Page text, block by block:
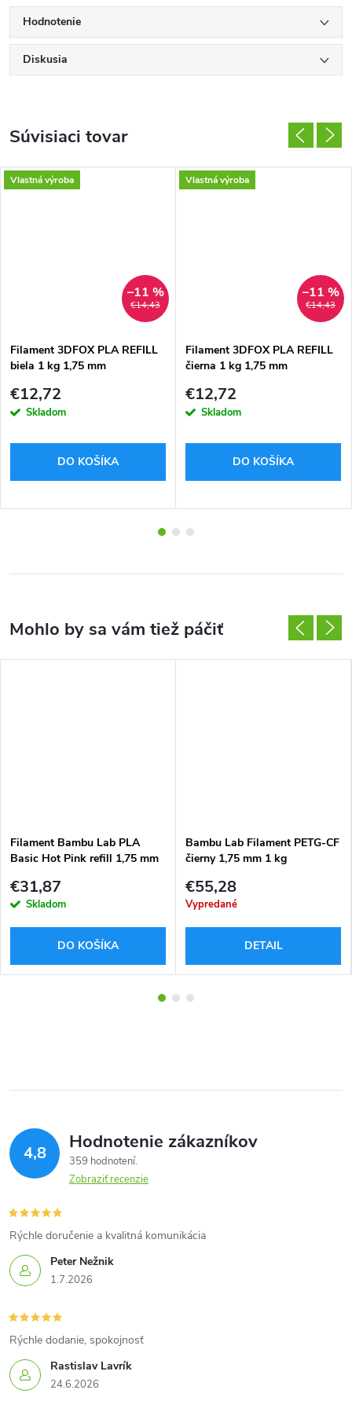
Hodnotenie
Diskusia
Súvisiaci tovar
Vlastná výroba
€14,43
–11 %
Filament 3DFOX PLA REFILL
biela 1 kg 1,75 mm
€12,72
Skladom
DO KOŠÍKA
Vlastná výroba
€14,43
–11 %
Filament 3DFOX PLA REFILL
čierna 1 kg 1,75 mm
€12,72
Skladom
DO KOŠÍKA
Filament Bambu Lab PLA
Basic Hot Pink refill 1,75 mm
€31,87
Skladom
DO KOŠÍKA
Bambu Lab Filament PETG-CF
čierny 1,75 mm 1 kg
€55,28
Vypredané
DETAIL
4,8 Hodnotenie zákazníkov
359 hodnotení
Zobraziť recenzie
Peter Nežnik
1.7.2026
Rýchle doručenie a kvalitná komunikácia
Rastislav Lavrík
24.6.2026
Rýchle dodanie, spokojnosť